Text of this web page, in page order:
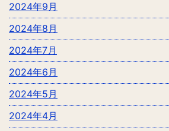
2024年9月
2024年8月
2024年7月
2024年6月
2024年5月
2024年4月